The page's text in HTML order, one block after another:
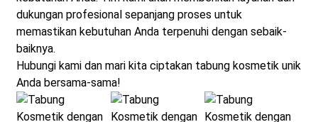
dukungan profesional sepanjang proses untuk
memastikan kebutuhan Anda terpenuhi dengan sebaik-
baiknya.
Hubungi kami dan mari kita ciptakan tabung kosmetik unik
Anda bersama-sama!